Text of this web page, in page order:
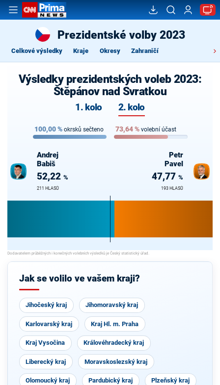
Prezidentské volby 2023
Celkové výsledky Kraje Okresy Zahraničí
Výsledky prezidentských voleb 2023:
Štěpánov nad Svratkou
1. kolo 2. kolo
100,00% okrsků sečteno 73,64% volební účast
Andrej
Babiš
52,22 %
211 HLASŮ
Petr
Pavel
47,77 %
193 HLASŮ
Jak se volilo ve vašem kraji?
Jihočeský kraj Jihomoravský kraj
Karlovarský kraj Kraj Hl. m. Praha
Kraj Vysočina Královéhradecký kraj
Liberecký kraj Moravskoslezský kraj
Olomoucký kraj Pardubický kraj Plzeňský kraj